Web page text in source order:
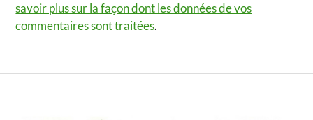
savoir plus sur la façon dont les données de vos
commentaires sont traitées.